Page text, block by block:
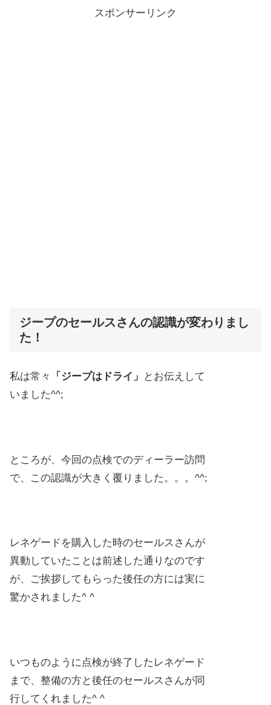
スポンサーリンク
ジープのセールスさんの認識が変わりまし
た！
私は常々 「ジープはドライ」
とお伝えして
いました^^;
ところが、今回の点検でのディーラー訪問
で、この認識が大きく覆りました。。。^^;
レネゲードを購入した時のセールスさんが
異動していたことは前述した通りなのです
が、ご挨拶してもらった後任の方には実に
驚かされました^ ^
いつものように点検が終了したレネゲード
まで、整備の方と後任のセールスさんが同
行してくれました^ ^